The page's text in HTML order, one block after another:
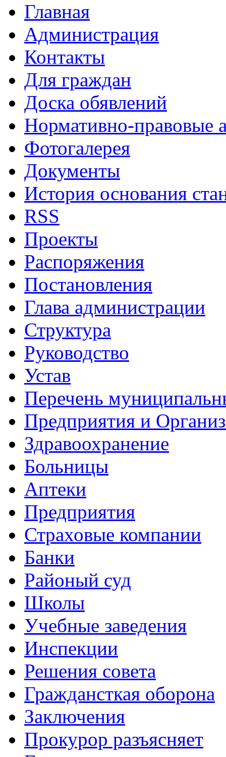
Главная
Администрация
Контакты
Для граждан
Доска обявлений
Нормативно-правовые
Фотогалерея
Документы
История основания
RSS
Проекты
Распоряжения
Постановления
Глава администрации
Структура
Руководство
Устав
Перечень
Предприятия и
Здравоохранение
Больницы
Аптеки
Предприятия
Страховые компании
Банки
Районый суд
Школы
Учебные заведения
Инспекции
Решения совета
Граждансткая оборона
Заключения
Прокурор разъясняет